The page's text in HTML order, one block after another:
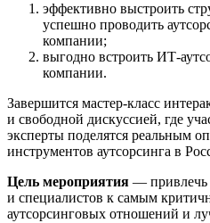
эффективно выстроить
успешно проводить
компании;
выгодно встроить ИТ-
компании.
Завершится мастер-класс
и свободной дискуссией, где
эксперты поделятся реальным
инструментов аутсорсинга в
Цель мероприятия — привлечь
и специалистов к самым
аутсорсинговых отношений и